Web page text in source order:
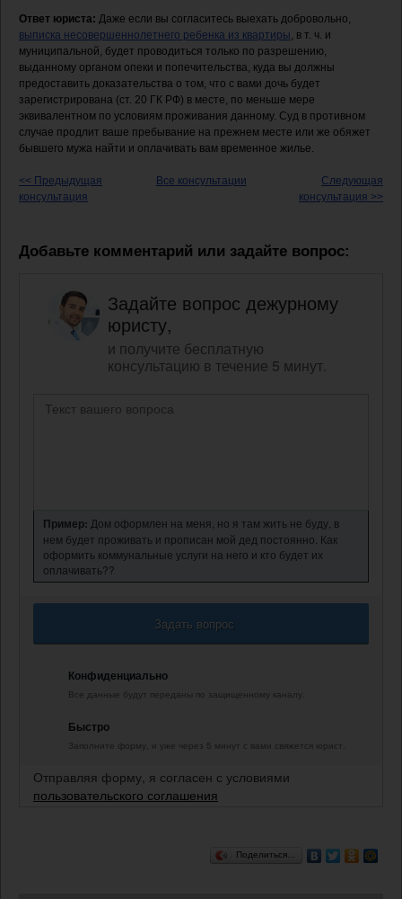
Ответ юриста: Даже если вы согласитесь выехать добровольно,
выписка несовершеннолетнего ребенка из квартиры, в т. ч. и
муниципальной, будет проводиться только по разрешению,
выданному органом опеки и попечительства, куда вы должны
предоставить доказательства о том, что с вами дочь будет
зарегистрирована (ст. 20 ГК РФ) в месте, по меньше мере
эквивалентном по условиям проживания данному. Суд в противном
случае продлит ваше пребывание на прежнем месте или же обяжет
бывшего мужа найти и оплачивать вам временное жилье.
<< Предыдущая
консультация
Следующая
консультация >>
Все консультации
Добавьте комментарий или задайте вопрос:
Задайте вопрос дежурному
юристу,
и получите бесплатную
консультацию в течение 5 минут.
Пример: Дом оформлен на меня, но я там жить не буду, в
нем будет проживать и прописан мой дед постоянно. Как
оформить коммунальные услуги на него и кто будет их
оплачивать??
Задать вопрос
Конфиденциально
Все данные будут переданы по защищенному каналу.
Быстро
Заполните форму, и уже через 5 минут с вами свяжется юрист.
Отправляя форму, я согласен с условиями
пользовательского соглашения
Поделиться…